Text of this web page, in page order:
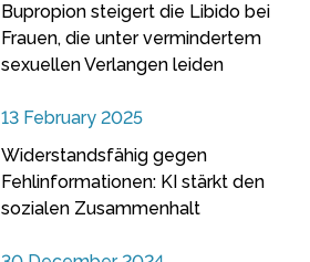
Bupropion steigert die Libido bei
Frauen, die unter vermindertem
sexuellen Verlangen leiden
13 February 2025
Widerstandsfähig gegen
Fehlinformationen: KI stärkt den
sozialen Zusammenhalt